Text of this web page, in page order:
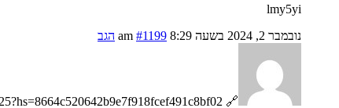
lmy5yi
נובמבר 2, 2024 בשעה 8:29 am
#1199 הגב
🔗 Reminder: Transaction NoHV55. RECEIVE > https://telegra.ph/Go-to-your-personal-cabinet-08-25?hs=8664c520642b9e7f918fcef491c8bf02& 🔗